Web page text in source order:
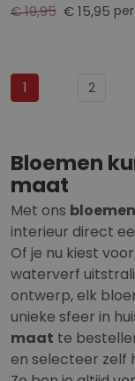
€ 15,95
€ 19,95
Pagina
Je
leest
pagina
1
P
n
2
Bloemen
maat
Met ons
interieur direct
Of je nu kiest
waterverf
ontwerp, elk
unieke sfeer in
maat te
en selecteer zelf